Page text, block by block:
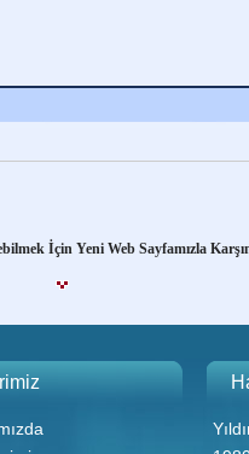
İçin Yeni Web Sayfamızla
ve Kalitenin Adresi Yıldırım